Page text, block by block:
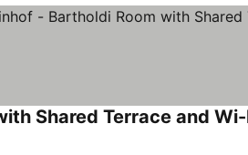
Shared Terrace and